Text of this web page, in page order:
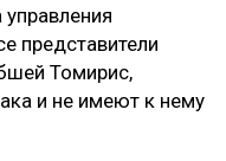
представители
Томирис,
и не имеют к нему